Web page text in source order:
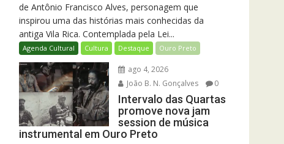
de Antônio Francisco Alves, personagem que
inspirou uma das histórias mais conhecidas da
antiga Vila Rica. Contemplada pela Lei...
Agenda Cultural Cultura Destaque Ouro Preto
ago 4, 2026
João B. N. Gonçalves
0
Intervalo das Quartas
promove nova jam
session de música
instrumental em Ouro Preto